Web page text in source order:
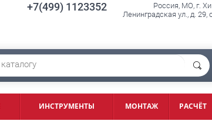
+7(499) 1123352
Россия, МО, г.
Ленинградская ул., д. 29,
ИНСТРУМЕНТЫ МОНТАЖ РАСЧЁТ